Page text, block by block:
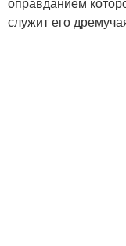
служит его